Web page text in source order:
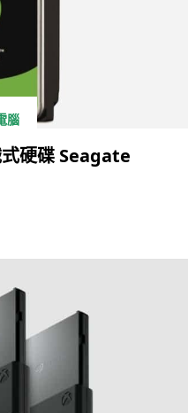
腦
硬碟 Seagate